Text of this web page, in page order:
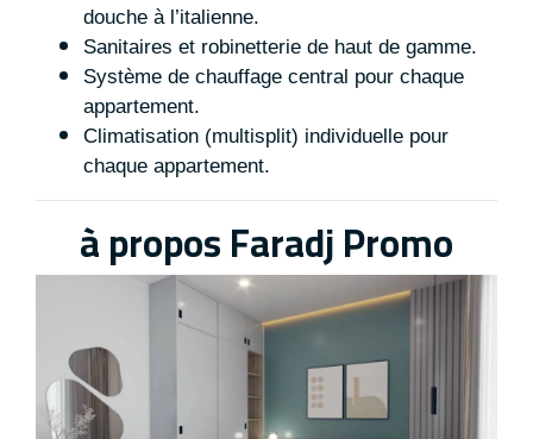
douche à l’italienne.
Sanitaires et robinetterie de haut de gamme.
Système de chauffage central pour chaque
appartement.
Climatisation (multisplit) individuelle pour
chaque appartement.
à propos Faradj Promo